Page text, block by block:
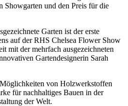
Showgarten und den Preis für die
Garten ist der erste
auf der RHS Chelsea Flower Show
mit der mehrfach ausgezeichneten
Gartendesignerin Sarah
von Holzwerkstoffen
für nachhaltiges Bauen in der
der Welt.